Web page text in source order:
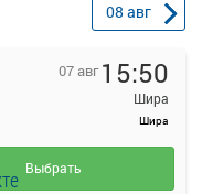
08 авг
07 авг 15:50
Шира
Шира
Выбрать